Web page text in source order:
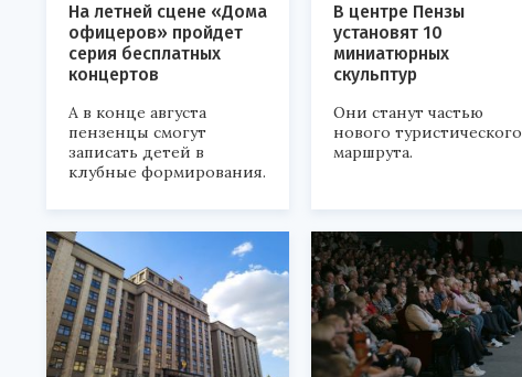
На летней сцене «Дома
офицеров» пройдет
серия бесплатных
концертов
А в конце августа
пензенцы смогут
записать детей в
клубные формирования.
В центре Пензы
установят 10
миниатюрных
скульптур
Они станут частью
нового туристического
маршрута.